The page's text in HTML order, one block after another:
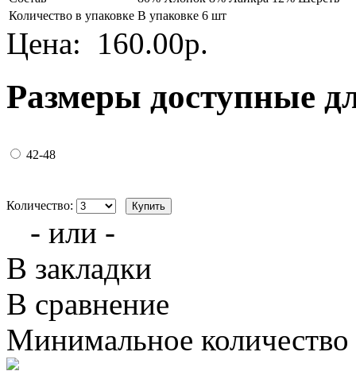
Количество в упаковке В упаковке 6 шт
Цена: 160.00р.
Размеры доступные
42-48
Количество:
- или -
В закладки
В сравнение
Минимальное количество